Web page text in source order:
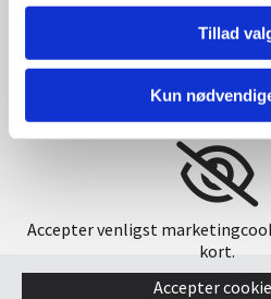
Tillad
Kun
Accepter venligst
kort.
Accepter